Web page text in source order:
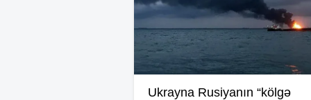
Ukrayna Rusiyanın “kölgə